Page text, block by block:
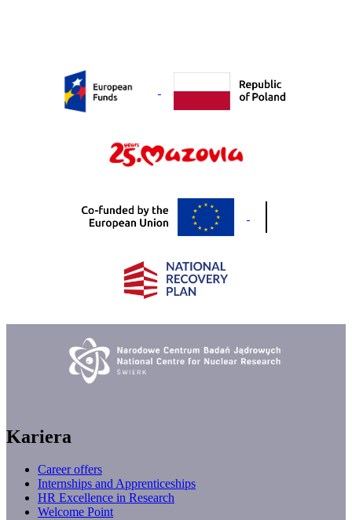
Kariera
Career offers
Internships and Apprenticeships
HR Excellence in Research
Welcome Point